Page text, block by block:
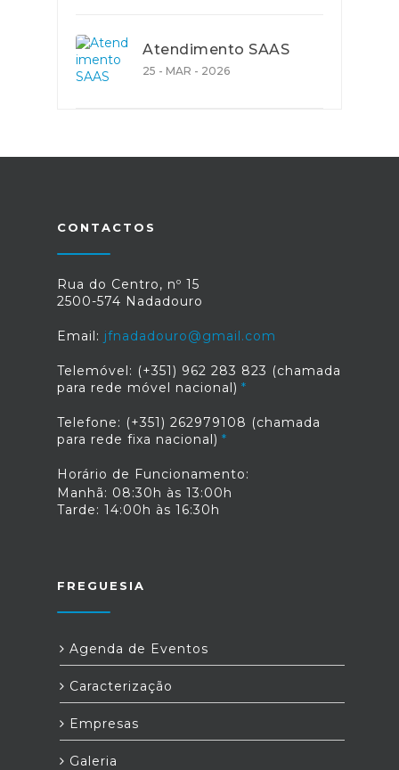
Atendimento SAAS
25 - MAR - 2026
CONTACTOS
Rua do Centro, nº 15
2500-574 Nadadouro
Email: jfnadadouro@gmail.com
Telemóvel: (+351) 962 283 823 (chamada
para rede móvel nacional)
Telefone: (+351) 262979108 (chamada
para rede fixa nacional)
Horário de Funcionamento:
Manhã: 08:30h às 13:00h
Tarde: 14:00h às 16:30h
FREGUESIA
Agenda de Eventos
Caracterização
Empresas
Galeria